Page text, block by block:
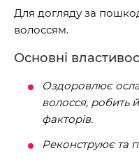
Для догляду за
волоссям.
Основні
Оздоровлює
волосся, робить
факторів.
Реконструює та